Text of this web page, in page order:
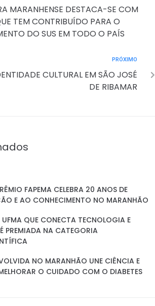
MARANHENSE DESTACA-SE COM
TEM CONTRIBUÍDO PARA O
DO SUS EM TODO O PAÍS
PRÓXIMO
CULTURAL EM SÃO JOSÉ
DE RIBAMAR
FAPEMA CELEBRA 20 ANOS DE
E AO CONHECIMENTO NO MARANHÃO
QUE CONECTA TECNOLOGIA E
PREMIADA NA CATEGORIA
NO MARANHÃO UNE CIÊNCIA E
O CUIDADO COM O DIABETES